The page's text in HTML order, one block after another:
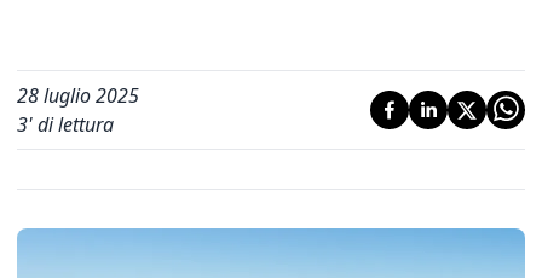
28 luglio 2025
3' di lettura